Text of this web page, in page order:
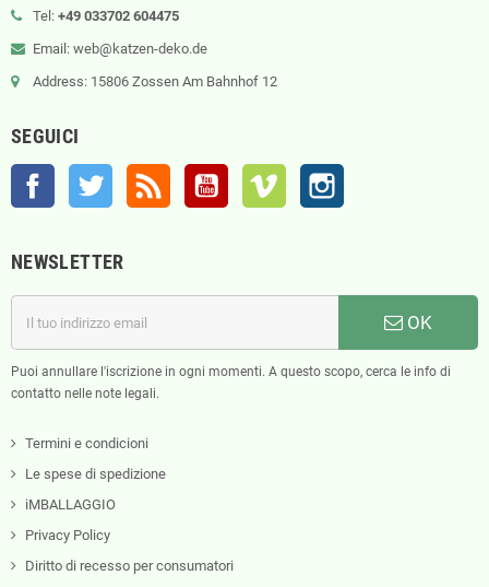
Tel: +49 033702 604475
Email: web@katzen-deko.de
Address: 15806 Zossen Am Bahnhof 12
SEGUICI
Facebook Twitter YouTube Vimeo
NEWSLETTER
OK
Puoi annullare l'iscrizione in ogni momenti. A questo scopo, cerca le info di
contatto nelle note legali.
Termini e condicioni
Le spese di spedizione
iMBALLAGGIO
Privacy Policy
Diritto di recesso per consumatori